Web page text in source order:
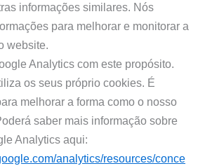
informações similares. Nós
para melhorar e monitorar a
website.
Analytics com este propósito.
os seus próprio cookies. É
melhorar a forma como o nosso
saber mais informação sobre
Analytics aqui:
analytics/resources/conce